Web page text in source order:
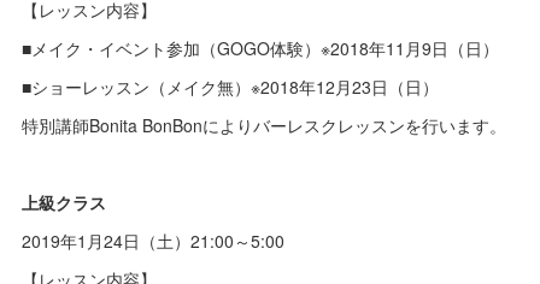
【レッスン内容】
■メイク・イベント参加（GOGO体験）※2018年11月9日（日）
■ショーレッスン（メイク無）※2018年12月23日（日）
特別講師Bonita BonBonによりバーレスクレッスンを行います。
上級クラス
2019年1月24日（土）21:00～5:00
【レッスン内容】